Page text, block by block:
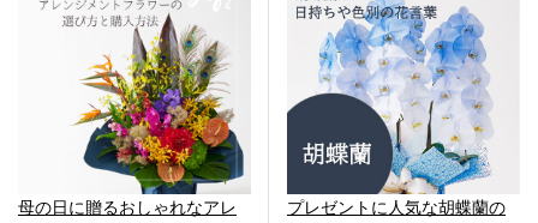
母の日に贈るおしゃれなアレ
プレゼントに人気な胡蝶蘭の